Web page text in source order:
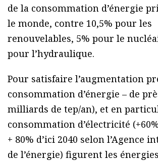
de la consommation d’énergie
le monde, contre 10,5% pour les
renouvelables, 5% pour le
pour l’hydraulique.
Pour satisfaire l’augmentation
consommation d’énergie – de
milliards de tep/an), et en
consommation d’électricité
+ 80% d’ici 2040 selon l’Agence
de l’énergie) figurent les énergies